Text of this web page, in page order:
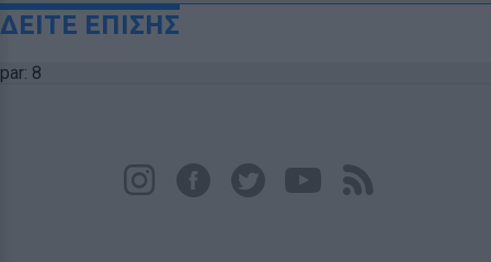
ΔΕΙΤΕ ΕΠΙΣΗΣ
par: 8